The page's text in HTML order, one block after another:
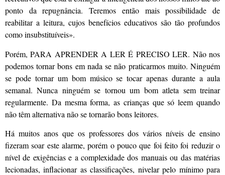
ponto da repugnância. Teremos então mais possibilidade de
reabilitar a leitura, cujos benefícios educativos são tão profundos
como insubstituíveis».
Porém, PARA APRENDER A LER É PRECISO LER. Não nos
podemos tornar bons em nada se não praticarmos muito. Ninguém
se pode tornar um bom músico se tocar apenas durante a aula
semanal. Nunca ninguém se tornou um bom atleta sem treinar
regularmente. Da mesma forma, as crianças que só leem quando
não têm alternativa não se tornarão bons leitores.
Há muitos anos que os professores dos vários níveis de ensino
fizeram soar este alarme, porém o pouco que foi feito foi reduzir o
nível de exigências e a complexidade dos manuais ou das matérias
lecionadas, inflacionar as classificações, nivelar pelo mínimo para